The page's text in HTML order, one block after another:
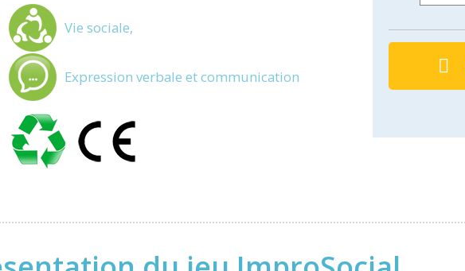
Vie sociale,
Expression verbale et communication